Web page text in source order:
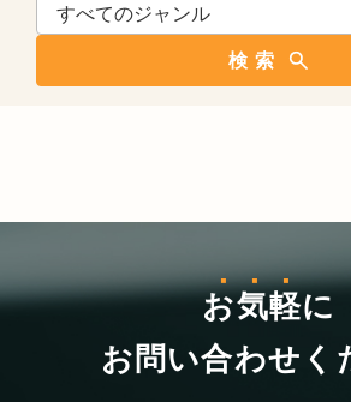
検索
お気軽に
お問い合わせく